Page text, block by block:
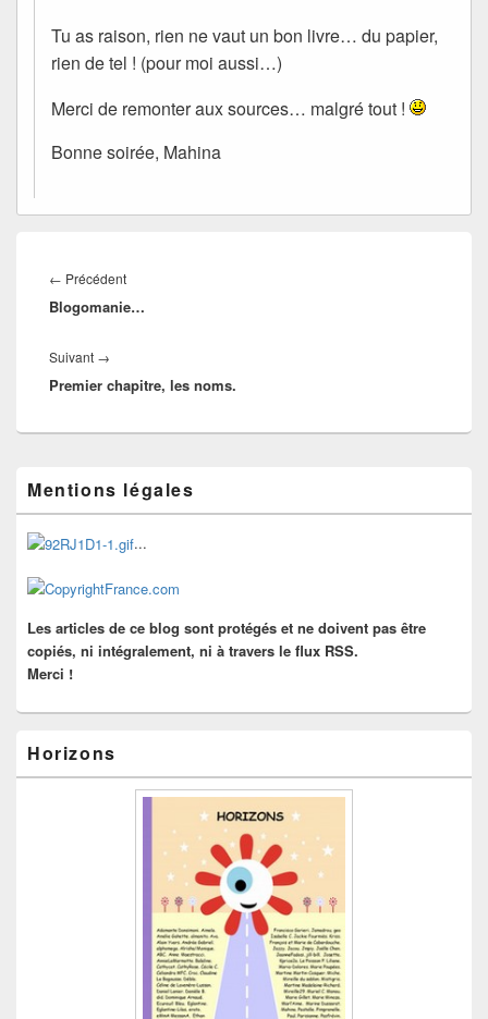
Tu as raison, rien ne vaut un bon livre… du papier,
rien de tel ! (pour moi aussi…)
Merci de remonter aux sources… malgré tout !
Bonne soirée, Mahina
de
l’article
← PrécédentArticle
précédent :
Blogomanie…
Suivant →
suivant :
Premier chapitre, les noms.
principale
de
widget
pour
barre
Mentions légales
...
Les articles de ce blog sont protégés et ne doivent pas être
copiés, ni intégralement, ni à travers le flux RSS.
Merci !
Horizons